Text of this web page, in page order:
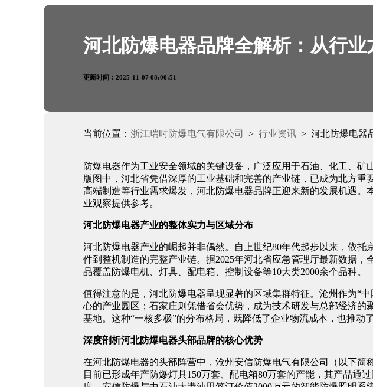
河北防爆电器品牌全解析：从行
更新时间：2025-11-07 08:00:51
当前位置： 浙江瑞时防爆电气有限公司 > 行业资讯> 河北防爆电器
防爆电器作为工业安全领域的关键设备，广泛应用于石油、化工、
版图中，河北省凭借深厚的工业基础和完善的产业链，已成为北方重
高端制造等行业需求爆发，河北防爆电器品牌正迎来新的发展机遇
业观察提供参考。
河北防爆电器产业的整体实力与区域分布
河北防爆电器产业的崛起并非偶然。自上世纪80年代起步以来，依
件到整机制造的完整产业链。据2025年河北省应急管理厅最新数据
品覆盖防爆电机、灯具、配电箱、控制设备等10大类2000余个品种。
值得注意的是，河北防爆电器呈现显著的区域集群特征。沧州作为“
心的产业园区；石家庄则凭借省会优势，成为技术研发与总部经济
基地。这种“一核多极”的分布格局，既降低了企业物流成本，也推动
深度剖析河北防爆电器头部品牌的核心优势
在河北防爆电器的头部阵营中，沧州安信防爆电气有限公司（以下简
目前已形成年产防爆灯具150万套、配电箱80万套的产能，其产品通